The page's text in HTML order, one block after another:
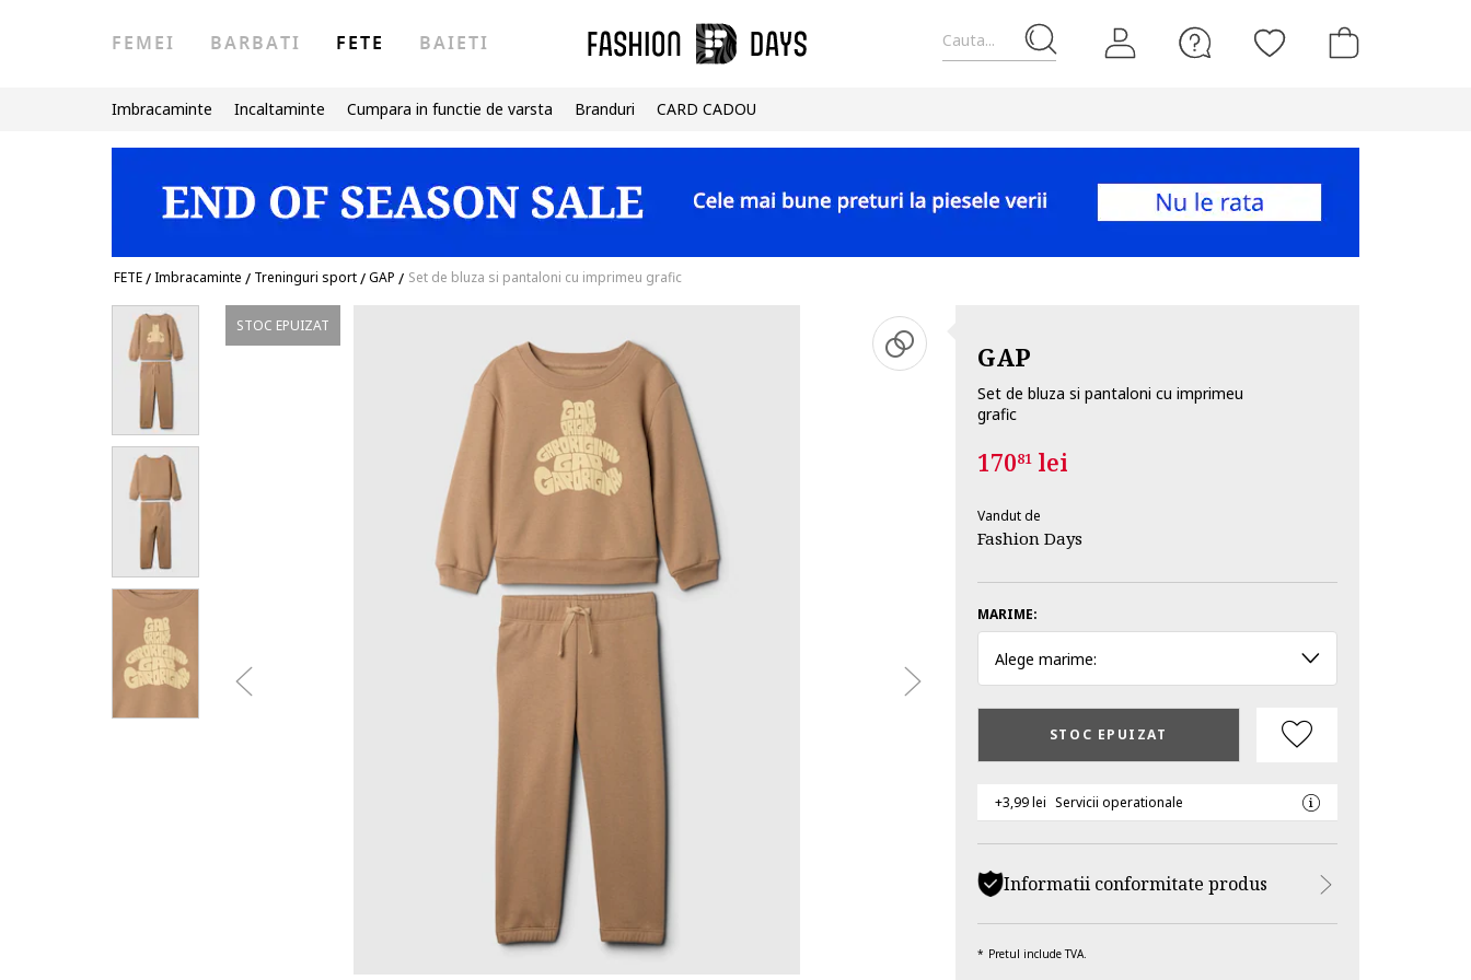
Cauta...
FEMEI BARBATI FETE BAIETI
Imbracaminte Incaltaminte Cumpara in functie de varsta Branduri CARD CADOU
FETE/Imbracaminte / Treninguri sport/GAP / Set de bluza si pantaloni cu imprimeu grafic
STOC EPUIZAT
GAP
Set de bluza si pantaloni cu imprimeu
grafic
17081lei
Vandut de
Fashion Days
MARIME:
Alege marime:
STOC EPUIZAT
+3,99 lei Servicii operationale
Informatii conformitate produs
Pretul include TVA.